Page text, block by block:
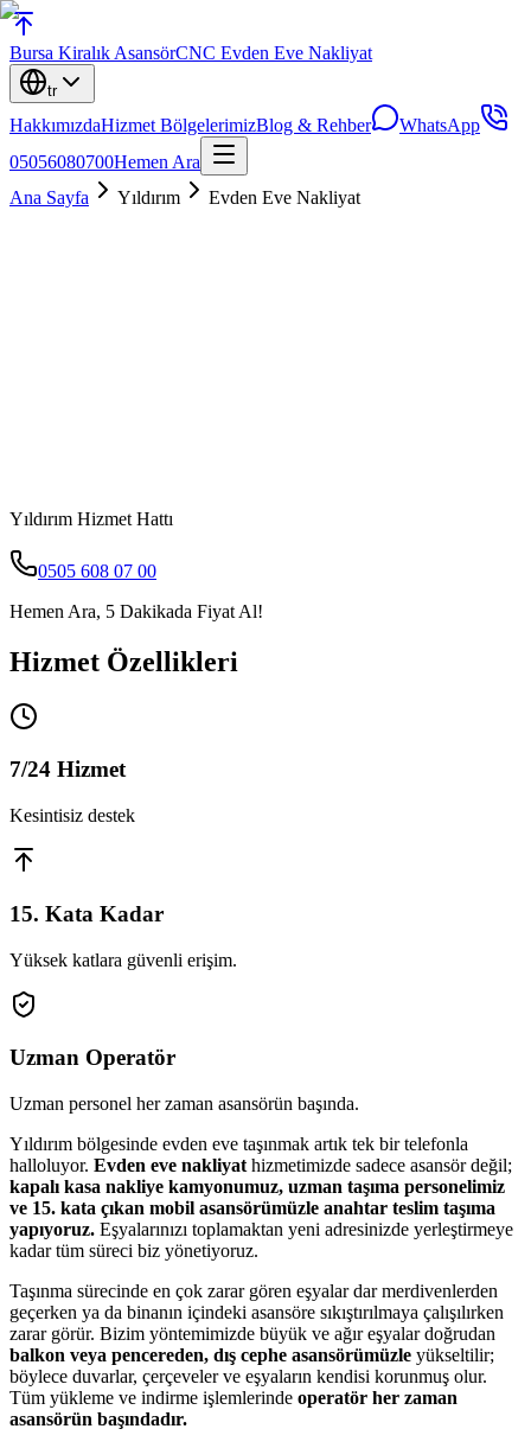
Bursa Kiralık AsansörCNC Evden Eve Nakliyat
tr
HakkımızdaHizmet BölgelerimizBlog & Rehber
WhatsApp
05056080700Hemen Ara
Ana Sayfa
Yıldırım Evden Eve Nakliyat
Yıldırım Hizmet Hattı
0505 608 07 00
Hemen Ara, 5 Dakikada Fiyat Al!
Hizmet Özellikleri
7/24 Hizmet
Kesintisiz destek
15. Kata Kadar
Yüksek katlara güvenli erişim.
Uzman Operatör
Uzman personel her zaman asansörün başında.
Yıldırım bölgesinde evden eve taşınmak artık tek bir telefonla
halloluyor. Evden eve nakliyat hizmetimizde sadece asansör değil;
kapalı kasa nakliye kamyonumuz, uzman taşıma personelimiz
ve 15. kata çıkan mobil asansörümüzle anahtar teslim taşıma
yapıyoruz. Eşyalarınızı toplamaktan yeni adresinizde yerleştirmeye
kadar tüm süreci biz yönetiyoruz.
Taşınma sürecinde en çok zarar gören eşyalar dar merdivenlerden
geçerken ya da binanın içindeki asansöre sıkıştırılmaya çalışılırken
zarar görür. Bizim yöntemimizde büyük ve ağır eşyalar doğrudan
balkon veya pencereden, dış cephe asansörümüzle yükseltilir;
böylece duvarlar, çerçeveler ve eşyaların kendisi korunmuş olur.
Tüm yükleme ve indirme işlemlerinde operatör her zaman
asansörün başındadır.